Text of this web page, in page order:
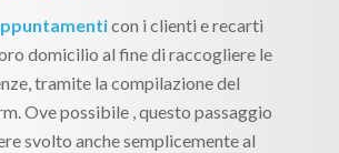
con i clienti e recarti
domicilio al fine di raccogliere le
tramite la compilazione del
Ove possibile , questo passaggio
svolto anche semplicemente al